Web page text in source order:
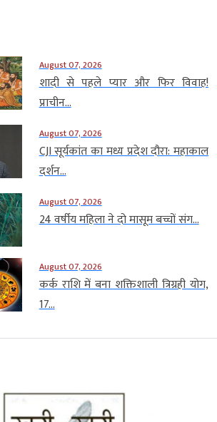
August 07, 2026
शादी से पहले प्यार और फिर विवाह!
प्राचीन...
August 07, 2026
CJI सूर्यकांत का मध्य प्रदेश दौरा: महाकाल
दर्शन...
August 07, 2026
24 वर्षीय महिला ने दो मासूम बच्चों संग...
August 07, 2026
कर्क राशि में बना शक्तिशाली त्रिग्रही योग,
17...